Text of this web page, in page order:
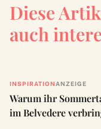
Diese
auch
INSPIRATION ANZEIGE
Warum ihr
im Belvedere